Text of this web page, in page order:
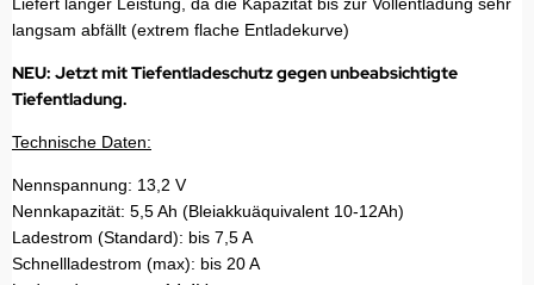
langsam abfällt (extrem flache Entladekurve)
NEU: Jetzt mit Tiefentladeschutz gegen unbeabsichtigte
Tiefentladung.
Technische Daten:
Nennspannung: 13,2 V
Nennkapazität: 5,5 Ah (Bleiakkuäquivalent 10-12Ah)
Ladestrom (Standard): bis 7,5 A
Schnellladestrom (max): bis 20 A